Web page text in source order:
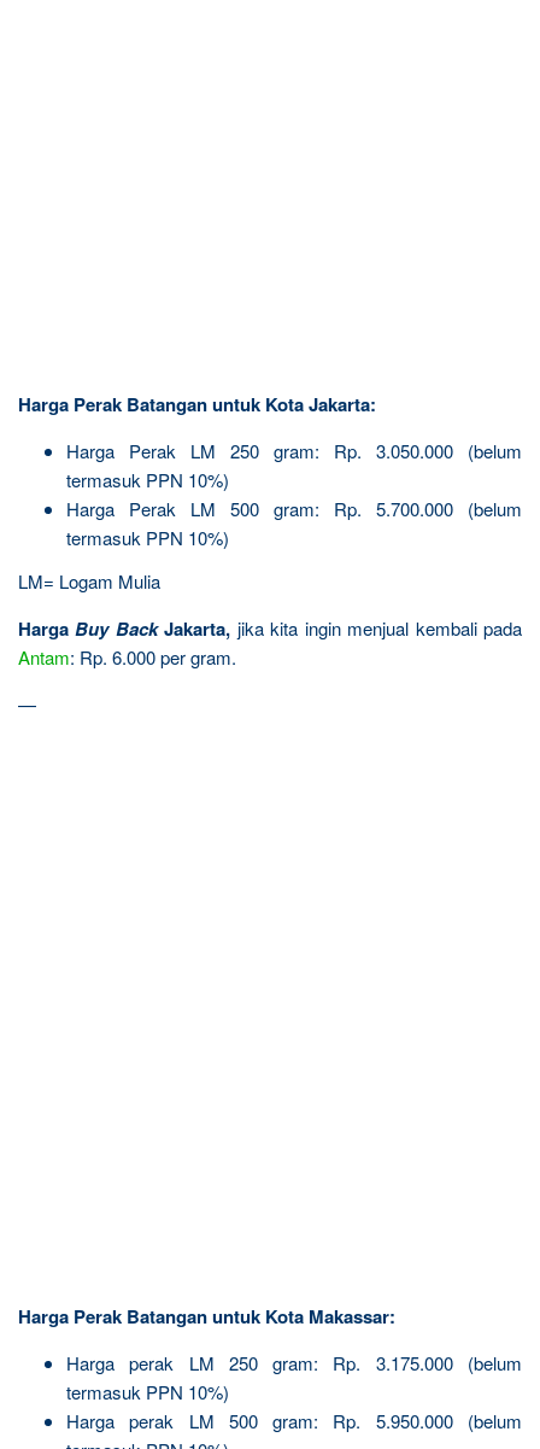
Harga Perak Batangan untuk Kota Jakarta:
Harga Perak LM 250 gram: Rp. 3.050.000 (belum
termasuk PPN 10%)
Harga Perak LM 500 gram: Rp. 5.700.000 (belum
termasuk PPN 10%)
LM= Logam Mulia
HargaBuy BackJakarta, jika kita ingin menjual kembali pada
Antam: Rp. 6.000 per gram.
—
Harga Perak Batangan untuk Kota Makassar:
Harga perak LM 250 gram: Rp. 3.175.000 (belum
termasuk PPN 10%)
Harga perak LM 500 gram: Rp. 5.950.000 (belum